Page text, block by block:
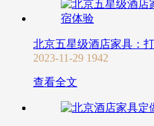
北京五星级酒店家具：
2023-11-29 1942
查看全文